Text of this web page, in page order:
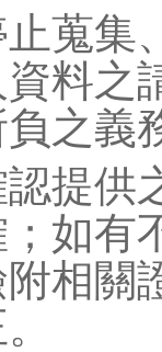
蒐集
資料之
之義
提供
；如有
相關